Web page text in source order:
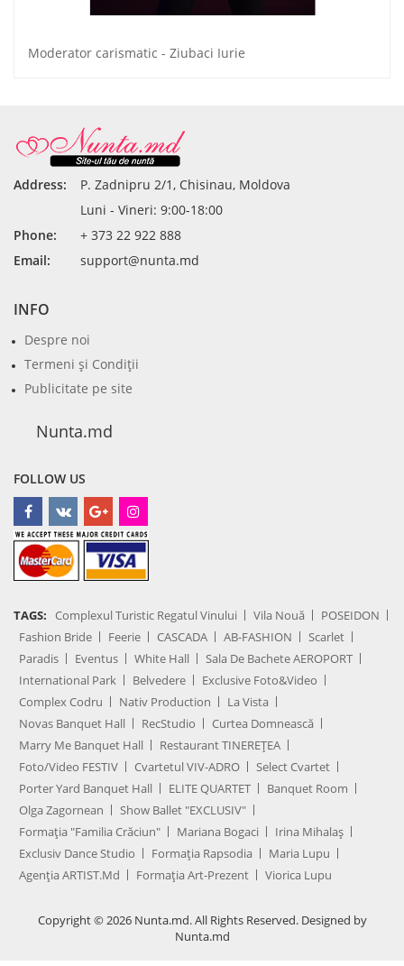
Moderator carismatic - Ziubaci Iurie
Address:
P. Zadnipru 2/1, Chisinau, Moldova
Luni - Vineri: 9:00-18:00
Phone:
+ 373 22 922 888
Email:
support@nunta.md
INFO
Despre noi
Termeni şi Condiţii
Publicitate pe site
Nunta.md
FOLLOW US
TAGS: Complexul Turistic Regatul Vinului Vila Nouă
POSEIDON
Fashion Bride
Feerie CASCADA AB-FASHION
Scarlet
Paradis
Eventus White Hall
Sala De Bachete AEROPORT
International Park
Belvedere
Exclusive Foto&Video
Complex Codru
Nativ Production
La Vista
Novas Banquet Hall
RecStudio
Curtea Domnească
Marry Me Banquet Hall
Restaurant TINEREȚEA
Foto/Video FESTIV
Cvartetul VIV-ADRO
Select Cvartet
Porter Yard Banquet Hall
ELITE QUARTET
Banquet Room
Olga Zagornean
Show Ballet "EXCLUSIV"
Formația "Familia Crăciun"
Mariana Bogaci
Irina Mihalaș
Exclusiv Dance Studio
Formația Rapsodia
Maria Lupu
Agenţia ARTIST.md
Formația Art-Prezent Viorica Lupu
Copyright © 2026 Nunta.md. All Rights Reserved. Designed by
Nunta.md